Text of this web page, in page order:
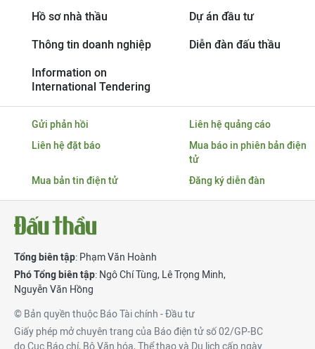
Hồ sơ nhà thầu Dự án đầu tư
Thông tin doanh nghiệp Diễn đàn đấu thầu
Information on
International Tendering
Gửi phản hồi
Liên hệ quảng cáo
Liên hệ đặt báo
Mua báo in phiên bản điện
tử
Mua bản tin điện tử
Đăng ký diễn đàn
Tổng biên tập: Phạm Văn Hoành
Phó Tổng biên tập: Ngô Chí Tùng, Lê Trọng Minh,
Nguyễn Văn Hồng
© Bản quyền thuộc Báo Tài chính - Đầu tư
Giấy phép mở chuyên trang của Báo điện tử số 02/GP-BC
do Cục Báo chí, Bộ Văn hóa, Thể thao và Du lịch cấp ngày